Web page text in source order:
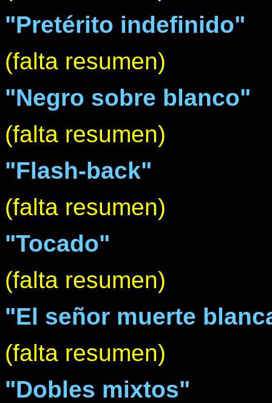
"Pretérito indefinido"
(falta resumen)
"Negro sobre blanco"
(falta resumen)
"Flash-back"
(falta resumen)
"Tocado"
(falta resumen)
"El señor muerte
(falta resumen)
"Dobles mixtos"